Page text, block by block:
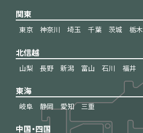
関東
東京 神奈川 埼玉 千葉 茨城 栃木
北信越
山梨 長野 新潟 富山 石川 福井
東海
岐阜 静岡 愛知 三重
中国・四国